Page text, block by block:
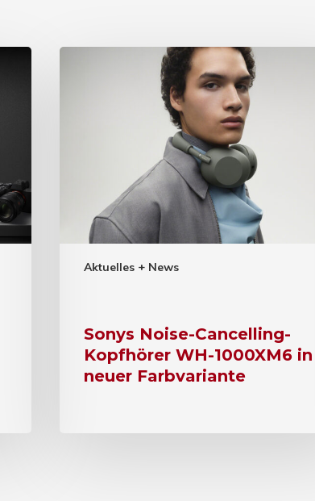
Aktuelles + News
Sonys Noise-Cancelling-
Kopfhörer WH-1000XM6 in
neuer Farbvariante